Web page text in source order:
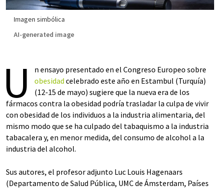
Imagen simbólica
AI-generated image
U
n ensayo presentado en el Congreso Europeo sobre
obesidad celebrado este año en Estambul (Turquía)
(12-15 de mayo) sugiere que la nueva era de los
fármacos contra la obesidad podría trasladar la culpa de vivir
con obesidad de los individuos a la industria alimentaria, del
mismo modo que se ha culpado del tabaquismo a la industria
tabacalera y, en menor medida, del consumo de alcohol a la
industria del alcohol.
Sus autores, el profesor adjunto Luc Louis Hagenaars
(Departamento de Salud Pública, UMC de Ámsterdam, Países